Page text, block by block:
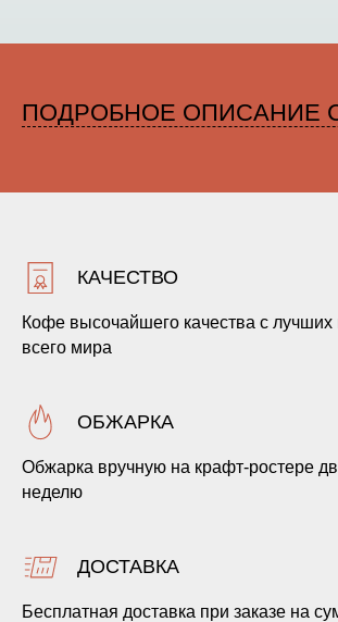
ПОДРОБНОЕ ОПИСАНИЕ
КАЧЕСТВО
Кофе высочайшего качества с лучших
всего мира
ОБЖАРКА
Обжарка вручную на крафт-ростере
неделю
ДОСТАВКА
Бесплатная доставка при заказе на